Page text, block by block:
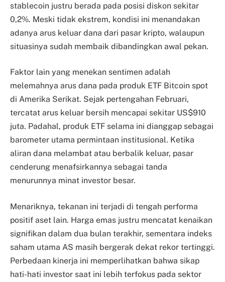
stablecoin justru berada pada posisi diskon sekitar
0,2%. Meski tidak ekstrem, kondisi ini menandakan
adanya arus keluar dana dari pasar kripto, walaupun
situasinya sudah membaik dibandingkan awal pekan.
Faktor lain yang menekan sentimen adalah
melemahnya arus dana pada produk ETF Bitcoin spot
di Amerika Serikat. Sejak pertengahan Februari,
tercatat arus keluar bersih mencapai sekitar US$910
juta. Padahal, produk ETF selama ini dianggap sebagai
barometer utama permintaan institusional. Ketika
aliran dana melambat atau berbalik keluar, pasar
cenderung menafsirkannya sebagai tanda
menurunnya minat investor besar.
Menariknya, tekanan ini terjadi di tengah performa
positif aset lain. Harga emas justru mencatat kenaikan
signifikan dalam dua bulan terakhir, sementara indeks
saham utama AS masih bergerak dekat rekor tertinggi.
Perbedaan kinerja ini memperlihatkan bahwa sikap
hati-hati investor saat ini lebih terfokus pada sektor